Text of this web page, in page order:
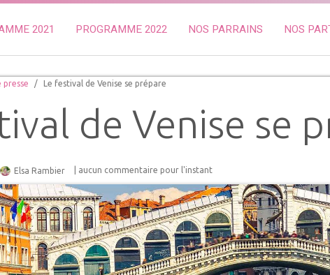
2021 PROGRAMME 2022 NOS PARRAINS NOS
presse Le festival de Venise se prépare
de Venise se
Elsa Rambier | aucun commentaire pour l'instant